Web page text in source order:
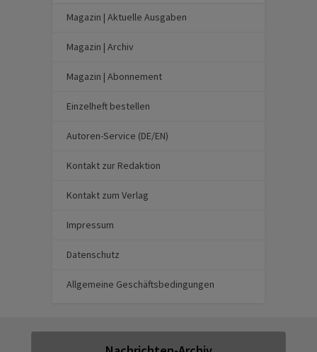
Magazin | Aktuelle Ausgaben
Magazin | Archiv
Magazin | Abonnement
Einzelheft bestellen
Autoren-Service (DE/EN)
Kontakt zur Redaktion
Kontakt zum Verlag
Impressum
Datenschutz
Allgemeine Geschäftsbedingungen